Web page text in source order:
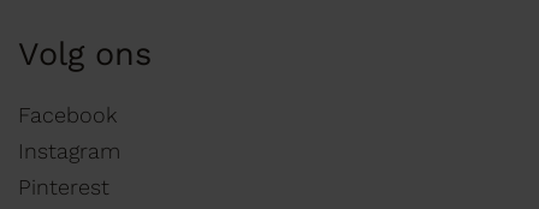
Volg ons
Facebook
Instagram
Pinterest